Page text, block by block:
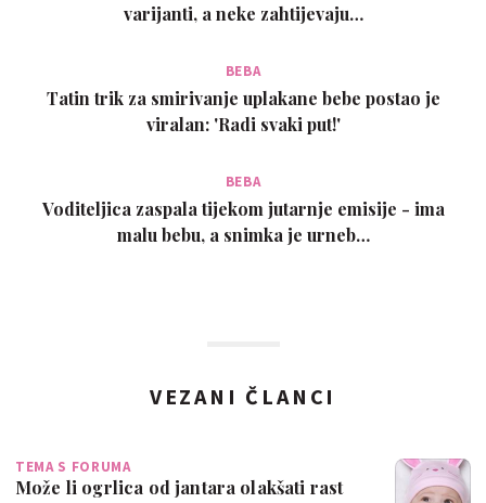
varijanti, a neke zahtijevaju…
BEBA
Tatin trik za smirivanje uplakane bebe postao je
viralan: 'Radi svaki put!'
BEBA
Voditeljica zaspala tijekom jutarnje emisije - ima
malu bebu, a snimka je urneb…
VEZANI ČLANCI
TEMA S FORUMA
Može li ogrlica od jantara olakšati rast